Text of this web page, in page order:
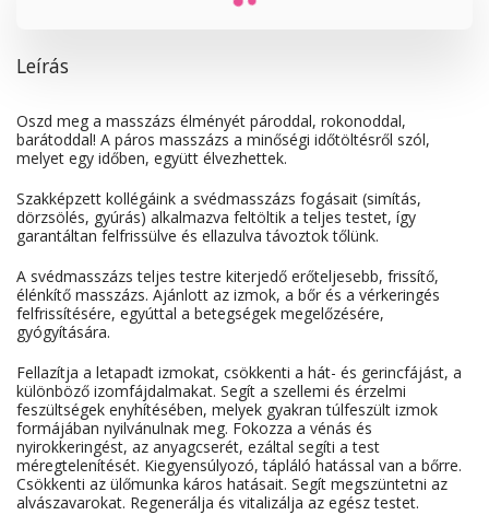
Leírás
Oszd meg a masszázs élményét pároddal, rokonoddal,
barátoddal! A páros masszázs a minőségi időtöltésről szól,
melyet egy időben, együtt élvezhettek.
Szakképzett kollégáink a svédmasszázs fogásait (simítás,
dörzsölés, gyúrás) alkalmazva feltöltik a teljes testet, így
garantáltan felfrissülve és ellazulva távoztok tőlünk.
A svédmasszázs teljes testre kiterjedő erőteljesebb, frissítő,
élénkítő masszázs. Ajánlott az izmok, a bőr és a vérkeringés
felfrissítésére, egyúttal a betegségek megelőzésére,
gyógyítására.
Fellazítja a letapadt izmokat, csökkenti a hát- és gerincfájást, a
különböző izomfájdalmakat. Segít a szellemi és érzelmi
feszültségek enyhítésében, melyek gyakran túlfeszült izmok
formájában nyilvánulnak meg. Fokozza a vénás és
nyirokkeringést, az anyagcserét, ezáltal segíti a test
méregtelenítését. Kiegyensúlyozó, tápláló hatással van a bőrre.
Csökkenti az ülőmunka káros hatásait. Segít megszüntetni az
alvászavarokat. Regenerálja és vitalizálja az egész testet.